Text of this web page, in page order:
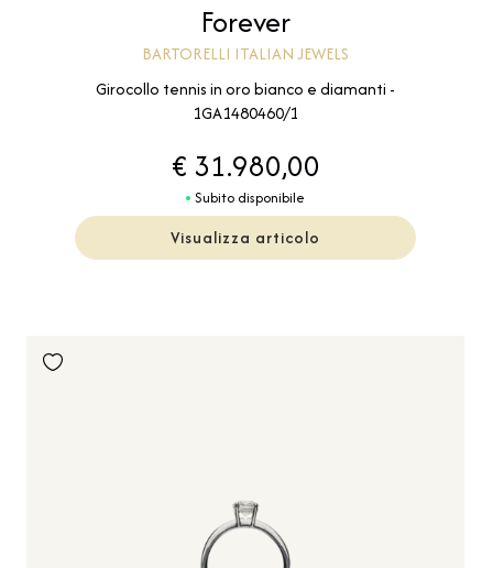
Forever
BARTORELLI ITALIAN JEWELS
Girocollo tennis in oro bianco e diamanti -
1GA1480460/1
€ 31.980,00
Subito disponibile
Visualizza articolo